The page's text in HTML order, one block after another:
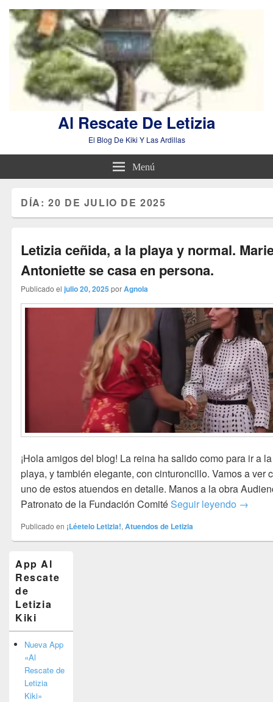
Al Rescate De Letizia
El Blog De Kiki Y Las Ardillas
Menú
DÍA:20 DE JULIO DE 2025
Letizia ceñida, a la playa y normal.
Antoniette se casa en persona.
Publicado el julio 20, 2025 porAgnola
¡Hola amigos del blog! La reina ha salido como para ir a la
playa, y también elegante, con cinturoncillo. Vamos a ver
uno de estos atuendos en detalle. Manos a la obra
Patronato de la Fundación ComitéSeguir leyendo Letizia
→
Publicado en ¡Léetelo Letizia!,Atuendos de Letizia
área
de
widget
barra
lateral
primaria
App Al
Rescate
de
Letizia
Kiki
Nueva App
«Al
Rescate de
Letizia
Kiki»